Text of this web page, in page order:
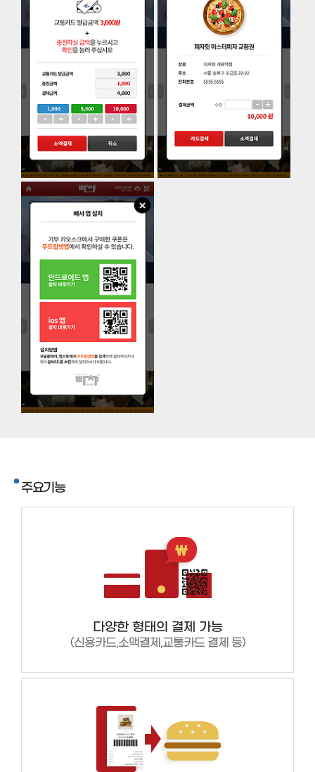
주요기능
다양한 형태의 결제 가능
(신용카드,소액결제,교통카드 결제 등)